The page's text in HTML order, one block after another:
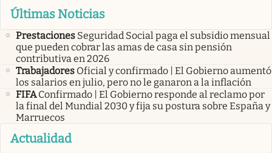
Últimas Noticias
Prestaciones Seguridad Social paga el subsidio mensual
que pueden cobrar las amas de casa sin pensión
contributiva en 2026
Trabajadores Oficial y confirmado | El Gobierno aumentó
los salarios en julio, pero no le ganaron a la inflación
FIFA Confirmado | El Gobierno responde al reclamo por
la final del Mundial 2030 y fija su postura sobre España y
Marruecos
Actualidad